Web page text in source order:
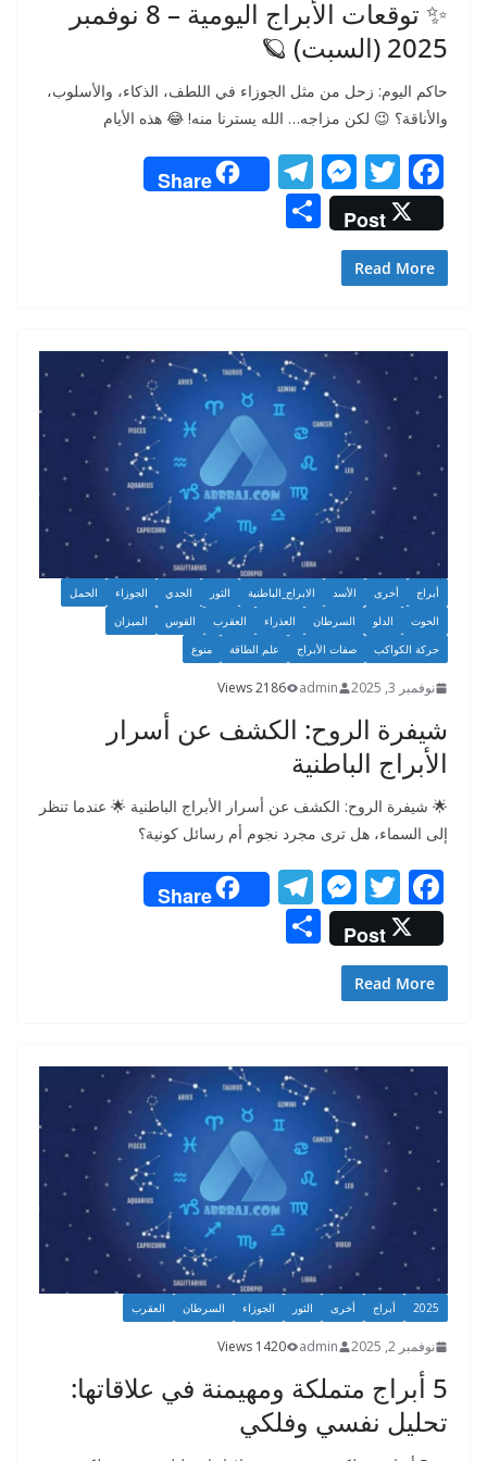
✨ توقعات الأبراج اليومية – 8 نوفمبر
2025 (السبت) 🪐
حاكم اليوم: زحل من مثل الجوزاء في اللطف، الذكاء، والأسلوب،
والأناقة؟ 😉 لكن مزاجه… الله يسترنا منه! 😂 هذه الأيام
F
ac
e
b
o
T
w
itt
er
M
e
ss
g
er
T
el
m
Share
Post
Read More
أبراج أخرى الأسد الابراج_الباطنية الثور الجدي الجوزاء
الحمل
الحوت
الدلو السرطان العذراء العقرب القوس
الميزان
حركة الكواكب
صفات الأبراج علم الطاقة منوع
نوفمبر 3, 2025 admin
2186 Views
شيفرة الروح: الكشف عن أسرار
الأبراج الباطنية
🌟 شيفرة الروح: الكشف عن أسرار الأبراج الباطنية 🌟 عندما تنظر
إلى السماء، هل ترى مجرد نجوم أم رسائل كونية؟
F
ac
e
b
o
T
w
itt
er
M
e
ss
g
er
T
el
m
Share
Post
Read More
2025 أبراج أخرى الثور الجوزاء السرطان العقرب
نوفمبر 2, 2025 admin
1420 Views
5 أبراج متملكة ومهيمنة في علاقاتها:
تحليل نفسي وفلكي